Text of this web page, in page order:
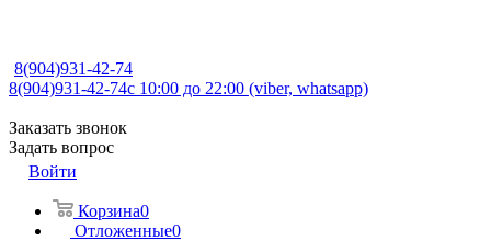
8(904)931-42-74
8(904)931-42-74с 10:00 до 22:00 (viber, whatsapp)
Заказать звонок
Задать вопрос
Войти
Корзина0
Отложенные0